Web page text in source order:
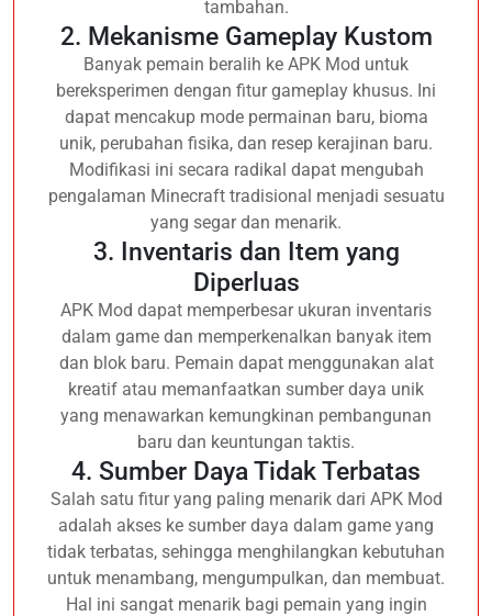
tambahan.
2. Mekanisme Gameplay Kustom
Banyak pemain beralih ke APK Mod untuk
bereksperimen dengan fitur gameplay khusus. Ini
dapat mencakup mode permainan baru, bioma
unik, perubahan fisika, dan resep kerajinan baru.
Modifikasi ini secara radikal dapat mengubah
pengalaman Minecraft tradisional menjadi sesuatu
yang segar dan menarik.
3. Inventaris dan Item yang
Diperluas
APK Mod dapat memperbesar ukuran inventaris
dalam game dan memperkenalkan banyak item
dan blok baru. Pemain dapat menggunakan alat
kreatif atau memanfaatkan sumber daya unik
yang menawarkan kemungkinan pembangunan
baru dan keuntungan taktis.
4. Sumber Daya Tidak Terbatas
Salah satu fitur yang paling menarik dari APK Mod
adalah akses ke sumber daya dalam game yang
tidak terbatas, sehingga menghilangkan kebutuhan
untuk menambang, mengumpulkan, dan membuat.
Hal ini sangat menarik bagi pemain yang ingin